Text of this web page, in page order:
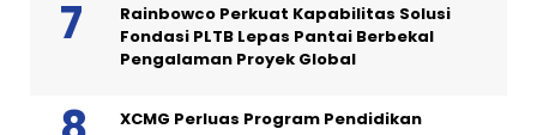
Rainbowco Perkuat Kapabilitas Solusi
Fondasi PLTB Lepas Pantai Berbekal
Pengalaman Proyek Global
XCMG Perluas Program Pendidikan